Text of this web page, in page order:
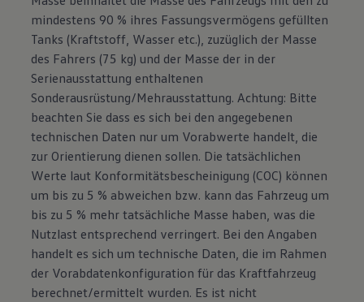
mindestens 90 % ihres Fassungsvermögens gefüllten
Tanks (Kraftstoff, Wasser etc.), zuzüglich der Masse
des Fahrers (75 kg) und der Masse der in der
Serienausstattung enthaltenen
Sonderausrüstung/Mehrausstattung. Achtung: Bitte
beachten Sie dass es sich bei den angegebenen
technischen Daten nur um Vorabwerte handelt, die
zur Orientierung dienen sollen. Die tatsächlichen
Werte laut Konformitätsbescheinigung (COC) können
um bis zu 5 % abweichen bzw. kann das Fahrzeug um
bis zu 5 % mehr tatsächliche Masse haben, was die
Nutzlast entsprechend verringert. Bei den Angaben
handelt es sich um technische Daten, die im Rahmen
der Vorabdatenkonfiguration für das Kraftfahrzeug
berechnet/ermittelt wurden. Es ist nicht